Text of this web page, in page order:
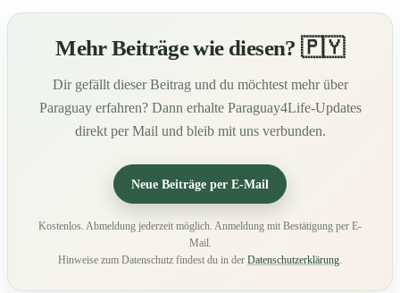
Mehr Beiträge wie diesen? 🇵🇾
Dir gefällt dieser Beitrag und du möchtest mehr über
Paraguay erfahren? Dann erhalte Paraguay4Life-Updates
direkt per Mail und bleib mit uns verbunden.
Neue Beiträge per E-Mail
Kostenlos. Abmeldung jederzeit möglich. Anmeldung mit Bestätigung per E-
Mail.
Hinweise zum Datenschutz findest du in der Datenschutzerklärung.